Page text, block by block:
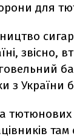
для
звісно,
з України